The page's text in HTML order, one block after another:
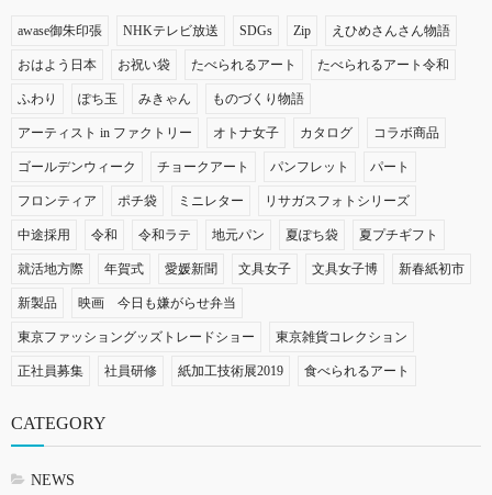
awase御朱印張 NHKテレビ放送 SDGs Zip えひめさんさん物語
おはよう日本 お祝い袋 たべられるアート たべられるアート令和
ふわり ぽち玉 みきゃん ものづくり物語
アーティスト in ファクトリー オトナ女子 カタログ コラボ商品
ゴールデンウィーク チョークアート パンフレット パート
フロンティア ポチ袋 ミニレター リサガスフォトシリーズ
中途採用 令和 令和ラテ 地元パン 夏ぽち袋 夏プチギフト
就活地方際 年賀式 愛媛新聞 文具女子 文具女子博 新春紙初市
新製品 映画 今日も嫌がらせ弁当
東京ファッショングッズトレードショー 東京雑貨コレクション
正社員募集 社員研修 紙加工技術展2019 食べられるアート
CATEGORY
NEWS